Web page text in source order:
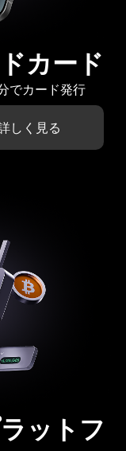
カード
でカード発行
しく見る
ットフ